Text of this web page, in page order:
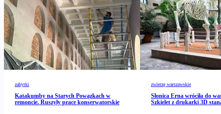
zabytki
Katakumby na Starych Powązkach w
remoncie. Ruszyły prace konserwatorskie
zwierzę warszawskie
Słonica Erna wróciła do
Szkielet z drukarki 3D